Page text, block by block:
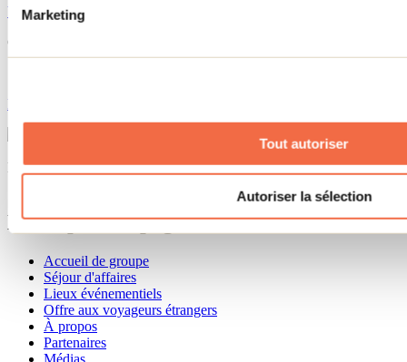
Marketing
Tout autoriser
Autoriser la sélection
Voir la carte
Cet attrait fait partie de
En savoir plus
Visualiser dans Google Map
Besoin d'information?
Menu pied de page
Accueil de groupe
Séjour d'affaires
Lieux événementiels
Offre aux voyageurs étrangers
À propos
Partenaires